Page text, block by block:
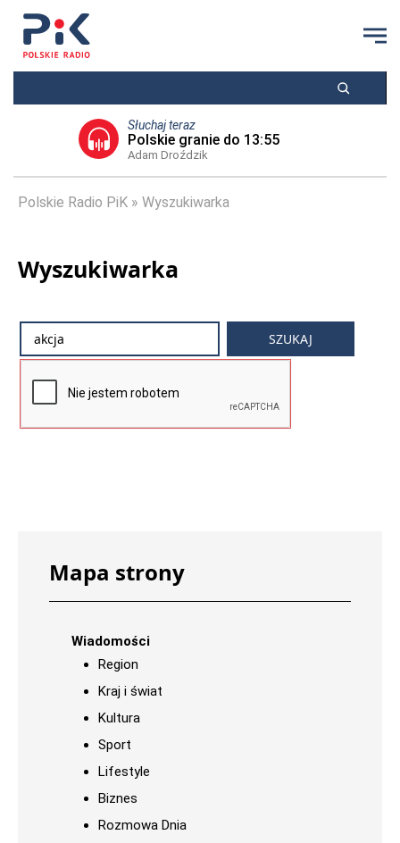
Słuchaj teraz
Polskie granie do 13:55
Adam Droździk
Polskie Radio PiK Wyszukiwarka
Wyszukiwarka
Mapa strony
Wiadomości
Region
Kraj i świat
Kultura
Sport
Lifestyle
Biznes
Rozmowa Dnia